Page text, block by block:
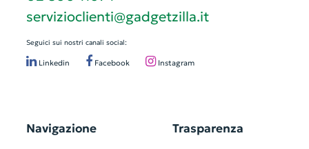
servizioclienti@gadgetzilla.it
Seguici sui nostri canali social:
Linkedin Facebook Instagram
Navigazione Trasparenza